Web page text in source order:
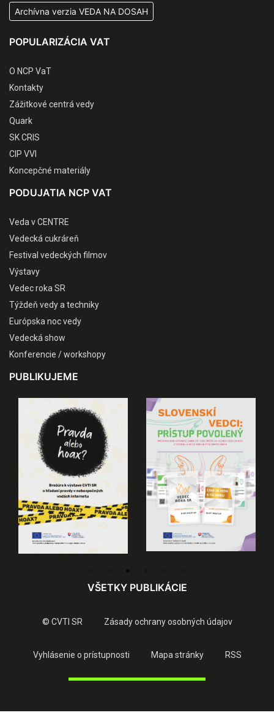
Archívna verzia VEDA NA DOSAH
POPULARIZÁCIA VAT
O NCP VaT
Kontakty
Zážitkové centrá vedy
Quark
SK CRIS
CIP VVI
Koncepčné materiály
PODUJATIA NCP VAT
Veda v CENTRE
Vedecká cukráreň
Festival vedeckých filmov
Výstavy
Vedec roka SR
Týždeň vedy a techniky
Európska noc vedy
Vedecká show
Konferencie / workshopy
PUBLIKUJEME
VŠETKY PUBLIKÁCIE
© CVTI SR Zásady ochrany osobných údajov
Vyhlásenie o prístupnosti Mapa stránky RSS